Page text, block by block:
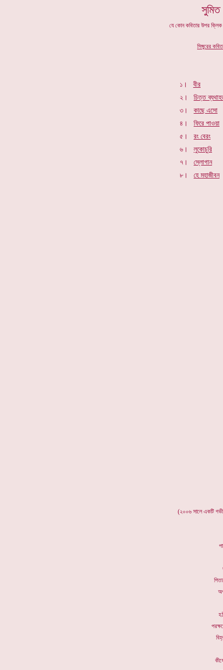
সুমিত
যে কোন কবিতার উপর
১। বীর
২। চিত্ত
৩। কাছে এসো
৪। ফিরে পাওয়া
৫। রং বেরং
৬। লুকোচুরি
৭। স্লোগান
৮। হে মহাজীবন
(২০০৬ সালে একটি
সিঙ্গুরের